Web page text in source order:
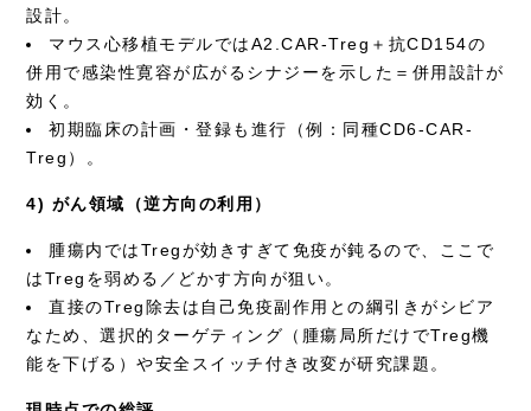
設計。
マウス心移植モデルではA2.CAR-Treg＋抗CD154の
併用で感染性寛容が広がるシナジーを示した＝併用設計が
効く。
初期臨床の計画・登録も進行（例：同種CD6-CAR-
Treg）。
4) がん領域（逆方向の利用）
腫瘍内ではTregが効きすぎて免疫が鈍るので、ここで
はTregを弱める／どかす方向が狙い。
直接のTreg除去は自己免疫副作用との綱引きがシビア
なため、選択的ターゲティング（腫瘍局所だけでTreg機
能を下げる）や安全スイッチ付き改変が研究課題。